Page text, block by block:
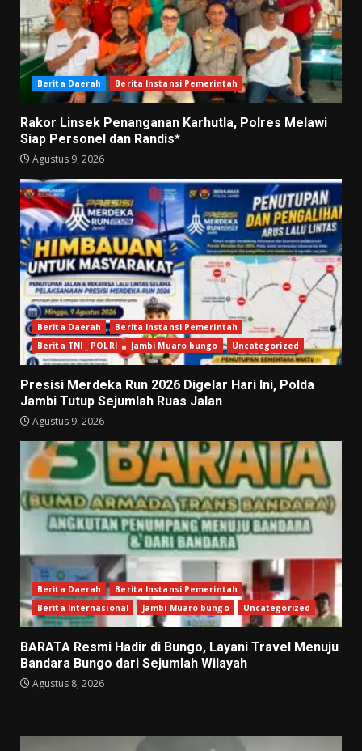
Berita Daerah Berita Instansi Pemerintah
Rakor Linsek Penanganan Karhutla, Polres Melawi
Siap Personel dan Randis*
Agustus 9, 2026
Berita Daerah
Berita Instansi Pemerintah
Berita TNI _ POLRI
Jambi Muaro bungo Uncategorized
Presisi Merdeka Run 2026 Digelar Hari Ini, Polda
Jambi Tutup Sejumlah Ruas Jalan
Agustus 9, 2026
Berita Daerah
Berita Instansi Pemerintah
Berita Internasional
Jambi Muaro bungo Uncategorized
BARATA Resmi Hadir di Bungo, Layani Travel Menuju
Bandara Bungo dari Sejumlah Wilayah
Agustus 8, 2026